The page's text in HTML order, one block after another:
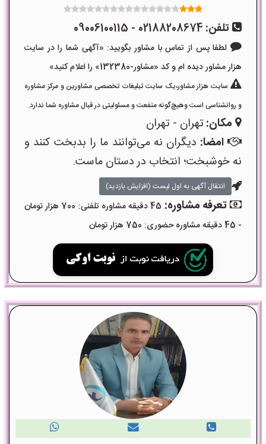
تلفن: 02188208674 - 09006100115
لطفا پس از تماس با مشاور بگویید: «آگهی شما را در سایت
هزار مشاور دیده ام و کد «مشاور-132380» را اعلام کنید»
سایت هزار مشاور،یک سایت تبلیغات تخصصی مشاورین و مرکز مشاوره
و روانشناسی است وهیچ‌گونه منفعت و مسئولیتی در قبال مشاوره شما ندارد.
مکان:تهران - تهران
امضا: دیگران نه می‌توانند ما را بدبخت کنند و
نه خوشبخت؛ انتخاب در دستان ماست.
انتقال آگهی به اول لیست (افزایش بازدید)
تعرفه مشاوره:
45 دقیقه مشاوره تلفنی: 700 هزار تومان
- 45 دقیقه مشاوره حضوری: 750 هزار تومان